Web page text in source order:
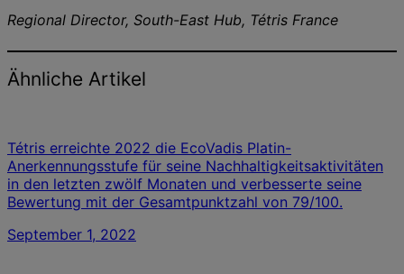
Regional Director, South-East Hub, Tétris France
Ähnliche Artikel
Tétris erreichte 2022 die EcoVadis Platin-
Anerkennungsstufe für seine Nachhaltigkeitsaktivitäten
in den letzten zwölf Monaten und verbesserte seine
Bewertung mit der Gesamtpunktzahl von 79/100.
September 1, 2022